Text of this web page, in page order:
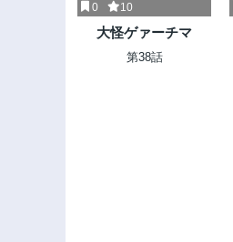
0 10
大怪ゲァーチマ
第38話